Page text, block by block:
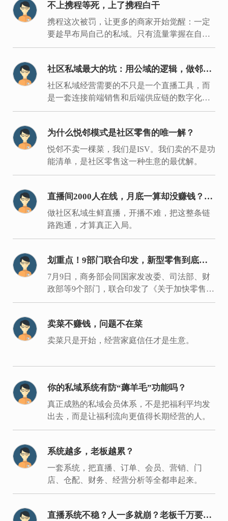
不上携程等死，上了携程白干
携程这次被罚，让更多的商家开始觉醒：一定
要趁早布局自己的私域。只有流量掌握在自己
手里，才能建立经营主场，拿回经营主动权。
社区私域最大的坑：用公域的逻辑，做邻居
的生意
社区私域经营需要的不只是一个直播工具，而
是一套连接前端销售和后端供应链的数字化履
约体系。
为什么悦邻模式是社区零售的唯一解？
悦邻不卖一棵菜，我们是ISV。我们卖的不是功
能清单，是社区零售这一种生意的最优解。
直播间2000人在线，月底一算却没赚钱？入
局同城生鲜要过的是这7关
做社区私域生鲜直播，开播不难，把这整条链
路跑通，才算真正入局。
划重点！9部门联合印发，新型零售到底新
在哪里？
7月9日，商务部会同国家发改委、司法部、财
政部等9个部门，联合印发了《关于加快零售业
创新发展的意见》。
卖菜不赚钱，问题不在菜
卖菜只是开始，经营家庭信任才是生意。
你的私域系统有防“薅羊毛”功能吗？
真正成熟的私域会员体系，不是把福利平均发
出去，而是让福利流向更值得长期经营的人。
系统越多，老板越累？
一套系统，把直播、订单、会员、营销、门
店、仓配、财务、经营分析等全都串起来。
直播系统不稳？人一多就崩？老板千万要重